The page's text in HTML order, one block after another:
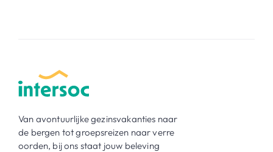
Van avontuurlijke gezinsvakanties naar
de bergen tot groepsreizen naar verre
oorden, bij ons staat jouw beleving